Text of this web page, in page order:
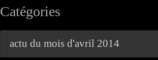
Catégories
actu du mois d'avril 2014